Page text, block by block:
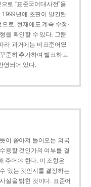
로 “표준국어대사전”을
1999년에 초판이 발간된
로, 현재에도 계속 수정·
을 확인할 수 있다. 그뿐
라 과거에는 비표준어였
준히 추가하여 발표하고
영되어 있다.
이 쏟아져 들어오는 외국
용할 것인가의 여부를 결
주어야 한다. 이 조항은
있는 것인지를 결정하는
실을 밝힌 것이다. 표준어